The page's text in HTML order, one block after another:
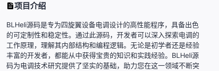
项目介绍
BLHeli源码是专为四旋翼设备电调设计的高性能程序，具备出色
的可定制性和稳定性。通过此源码，开发者可以深入探索电调的
工作原理，理解其内部结构和编程逻辑。无论是初学者还是经验
丰富的开发者，都能从中获得宝贵的知识和实践经验。BLHeli源
码为电调技术研究提供了坚实的基础，助力您在这一领域不断突